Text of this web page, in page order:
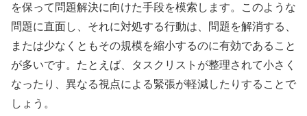
を保って問題解決に向けた手段を模索します。このような
問題に直面し、それに対処する行動は、問題を解消する、
または少なくともその規模を縮小するのに有効であること
が多いです。たとえば、タスクリストが整理されて小さく
なったり、異なる視点による緊張が軽減したりすることで
しょう。